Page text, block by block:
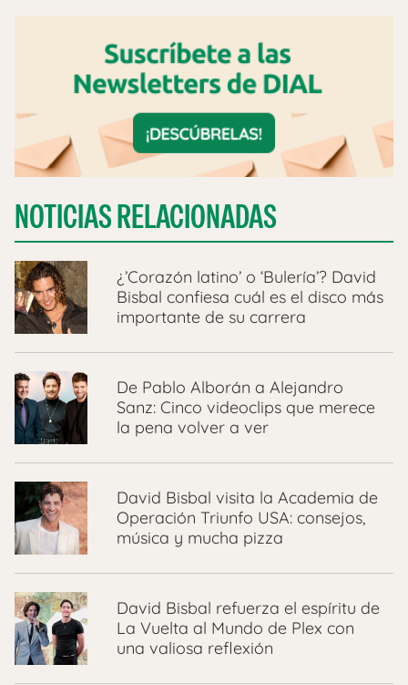
NOTICIAS RELACIONADAS
¿’Corazón latino’ o ‘Bulería’? David
Bisbal confiesa cuál es el disco más
importante de su carrera
De Pablo Alborán a Alejandro
Sanz: Cinco videoclips que merece
la pena volver a ver
David Bisbal visita la Academia de
Operación Triunfo USA: consejos,
música y mucha pizza
David Bisbal refuerza el espíritu de
La Vuelta al Mundo de Plex con
una valiosa reflexión